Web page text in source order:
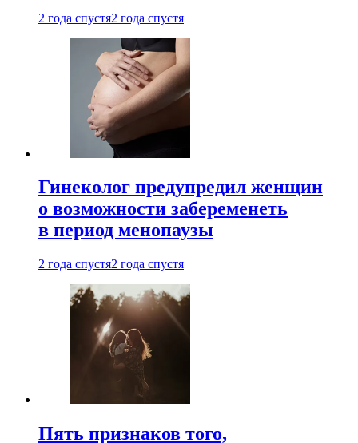
2 года спустя2 года спустя
Гинеколог предупредил женщин
о возможности забеременеть
в период менопаузы
2 года спустя2 года спустя
Пять признаков того,